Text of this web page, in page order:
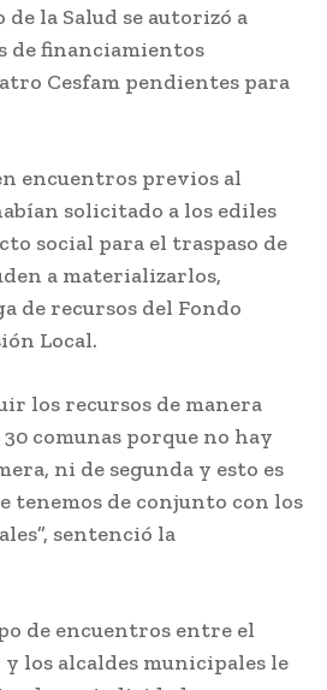
la Salud se autorizó a
de financiamientos
Cesfam pendientes para
encuentros previos al
solicitado a los ediles
social para el traspaso de
a materializarlos,
de recursos del Fondo
Local.
los recursos de manera
comunas porque no hay
ni de segunda y esto es
tenemos de conjunto con los
sentenció la
de encuentros entre el
los alcaldes municipales le